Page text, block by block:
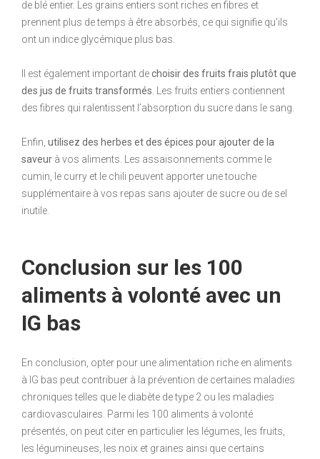
de blé entier. Les grains entiers sont riches en fibres et
prennent plus de temps à être absorbés, ce qui signifie qu’ils
ont un indice glycémique plus bas.
Il est également important dechoisir des fruits frais plutôt que
des jus de fruits transformés . Les fruits entiers contiennent
des fibres qui ralentissent l’absorption du sucre dans le sang.
Enfin, utilisez des herbes et des épices pour ajouter de la
saveur à vos aliments. Les assaisonnements comme le
cumin, le curry et le chili peuvent apporter une touche
supplémentaire à vos repas sans ajouter de sucre ou de sel
inutile.
Conclusion sur les 100
aliments à volonté avec un
IG bas
En conclusion, opter pour une alimentation riche en aliments
à IG bas peut contribuer à la prévention de certaines maladies
chroniques telles que le diabète de type 2 ou les maladies
cardiovasculaires. Parmi les 100 aliments à volonté
présentés, on peut citer en particulier les légumes, les fruits,
les légumineuses, les noix et graines ainsi que certains